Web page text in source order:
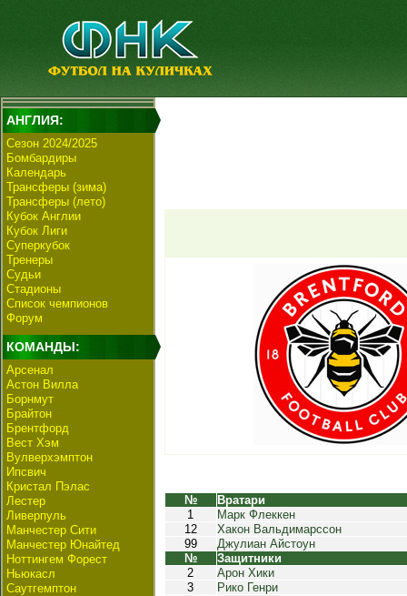
АНГЛИЯ:
Сезон 2024/2025
Бомбардиры
Календарь
Трансферы (зима)
Трансферы (лето)
Кубок Англии
Кубок Лиги
Суперкубок
Тренеры
Судьи
Стадионы
Список чемпионов
Форум
КОМАНДЫ:
Арсенал
Астон Вилла
Борнмут
Брайтон
Брентфорд
Вест Хэм
Вулверхэмптон
Ипсвич
Кристал Пэлас
Лестер
Ливерпуль
Манчестер Сити
Манчестер Юнайтед
Ноттингем Форест
Ньюкасл
Саутгемптон
№
Вратари
1
Марк Флеккен
12
Хакон Вальдимарссон
99
Джулиан Айстоун
№
Защитники
2
Арон Хики
3
Рико Генри